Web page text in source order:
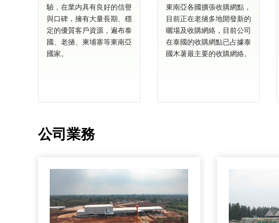
驗，在業内具有良好的信譽
與口碑，擁有大量長期、穩
定的優質客戶資源，遍布泰
國、老撾、柬埔寨等東南亞
國家。
東南亞各國擴張收購網點，
目前正在老撾多地開發新的
曬場及收購網絡，目前公司
在泰國的收購網點已占據泰
國木薯最主要的收購網絡。
公司業務